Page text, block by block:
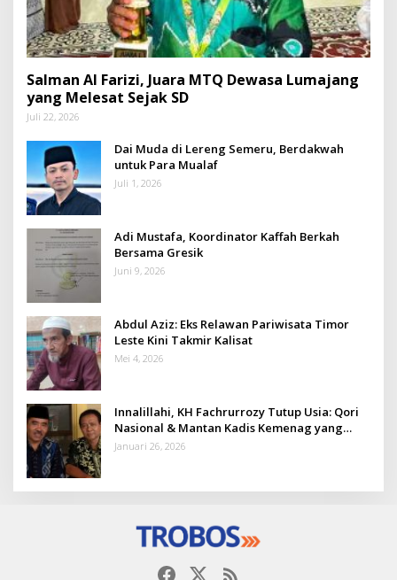
Salman Al Farizi, Juara MTQ Dewasa Lumajang
yang Melesat Sejak SD
Juli 22, 2026
Dai Muda di Lereng Semeru, Berdakwah
untuk Para Mualaf
Juli 1, 2026
Adi Mustafa, Koordinator Kaffah Berkah
Bersama Gresik
Juni 9, 2026
Abdul Aziz: Eks Relawan Pariwisata Timor
Leste Kini Takmir Kalisat
Mei 4, 2026
Innalillahi, KH Fachrurrozy Tutup Usia: Qori
Nasional & Mantan Kadis Kemenag yang
Penuh Teladan
Januari 26, 2026